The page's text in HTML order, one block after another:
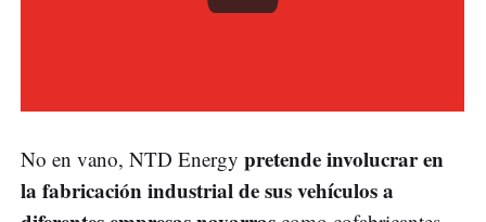
No en vano, NTD Energy pretende involucrar en
la fabricación industrial de sus vehículos a